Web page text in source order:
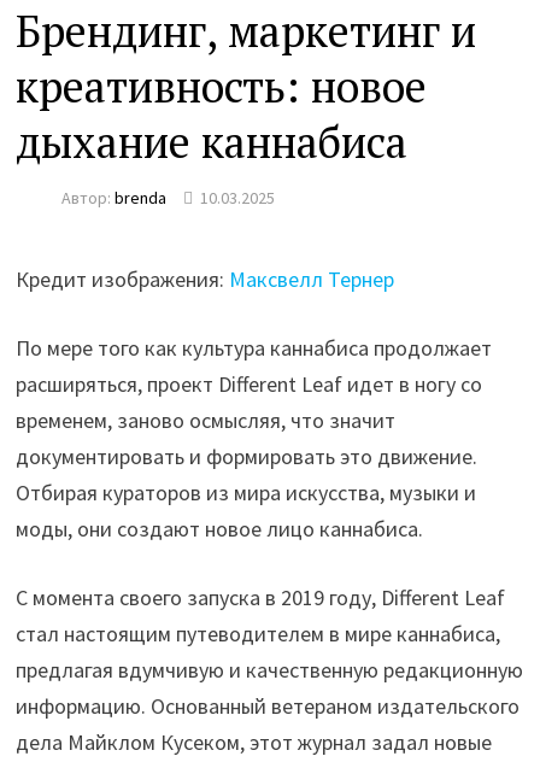
Брендинг, маркетинг и
креативность: новое
дыхание каннабиса
Автор:brenda 10.03.2025
Кредит изображения: Максвелл Тернер
По мере того как культура каннабиса продолжает
расширяться, проект Different Leaf идет в ногу со
временем, заново осмысляя, что значит
документировать и формировать это движение.
Отбирая кураторов из мира искусства, музыки и
моды, они создают новое лицо каннабиса.
С момента своего запуска в 2019 году, Different Leaf
стал настоящим путеводителем в мире каннабиса,
предлагая вдумчивую и качественную редакционную
информацию. Основанный ветераном издательского
дела Майклом Кусеком, этот журнал задал новые